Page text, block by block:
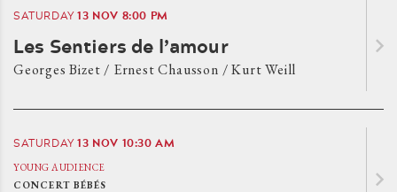
SATURDAY13 NOV 8:00 PM
Les Sentiers de l’amour
Georges Bizet / Ernest Chausson / Kurt Weill
SATURDAY13 NOV 10:30 AM
YOUNG AUDIENCE
CONCERT BÉBÉS